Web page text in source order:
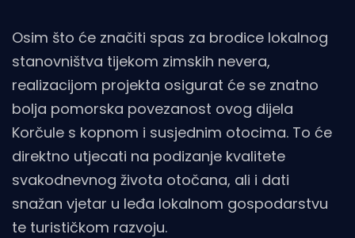
Osim što će značiti spas za brodice lokalnog
stanovništva tijekom zimskih nevera,
realizacijom projekta osigurat će se znatno
bolja pomorska povezanost ovog dijela
Korčule s kopnom i susjednim otocima. To će
direktno utjecati na podizanje kvalitete
svakodnevnog života otočana, ali i dati
snažan vjetar u leđa lokalnom gospodarstvu
te turističkom razvoju.